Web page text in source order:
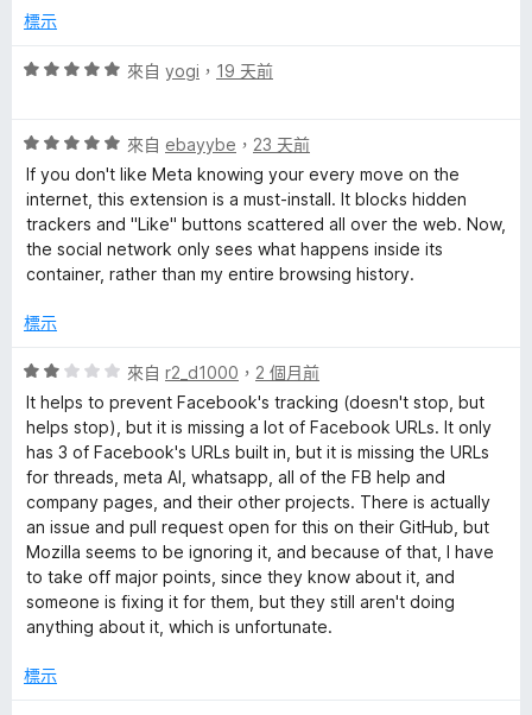
r
的
評
論
分
分
標示
評
分
，
滿
分
5
分
來自 yogi ， 19 天前
評
價
5
分
，
滿
5
來自 ebayybe ， 23 天前
If you don't like Meta knowing your every move on the
internet, this extension is a must-install. It blocks hidden
trackers and "Like" buttons scattered all over the web. Now,
the social network only sees what happens inside its
container, rather than my entire browsing history.
標示
評
價
2
分
，
滿
分
5
分
來自 r2_d1000 ， 2 個月前
It helps to prevent Facebook's tracking (doesn't stop, but
helps stop), but it is missing a lot of Facebook URLs. It only
has 3 of Facebook's URLs built in, but it is missing the URLs
for threads, meta AI, whatsapp, all of the FB help and
company pages, and their other projects. There is actually
an issue and pull request open for this on their GitHub, but
Mozilla seems to be ignoring it, and because of that, I have
to take off major points, since they know about it, and
someone is fixing it for them, but they still aren't doing
anything about it, which is unfortunate.
標示